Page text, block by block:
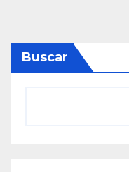
Buscar